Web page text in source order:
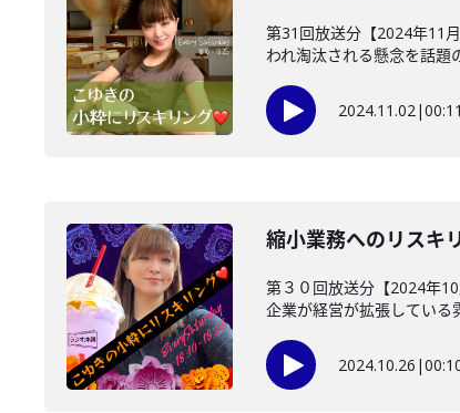
第31回放送分【2024年11
われ淘汰される懸念を話題
2024.11.02|
縮小業務へのリスキ
第３０回放送分【2024年
企業が経営が拡張している
2024.10.26 |